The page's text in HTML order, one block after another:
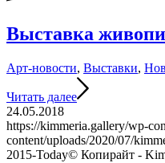
Выставка
Арт-новости, Выставки,
Читать далее
24.05.2018
https://kimmeria.gallery/wp-
content/uploads/2020/07/
2015-Today© Копирайт -